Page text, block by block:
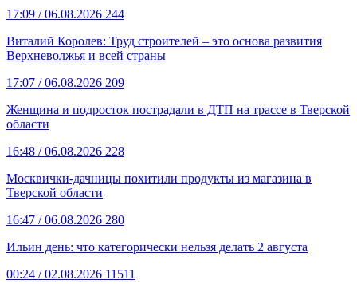
17:09 / 06.08.2026 244
Виталий Королев: Труд строителей – это основа развития
Верхневолжья и всей страны
17:07 / 06.08.2026 209
Женщина и подросток пострадали в ДТП на трассе в Тверской
области
16:48 / 06.08.2026 228
Москвички-дачницы похитили продукты из магазина в
Тверской области
16:47 / 06.08.2026 280
Ильин день: что категорически нельзя делать 2 августа
00:24 / 02.08.2026 11511